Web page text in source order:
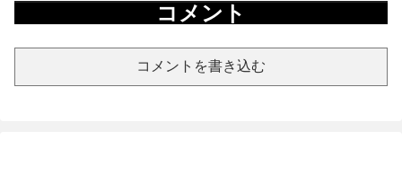
コメント
コメントを書き込む